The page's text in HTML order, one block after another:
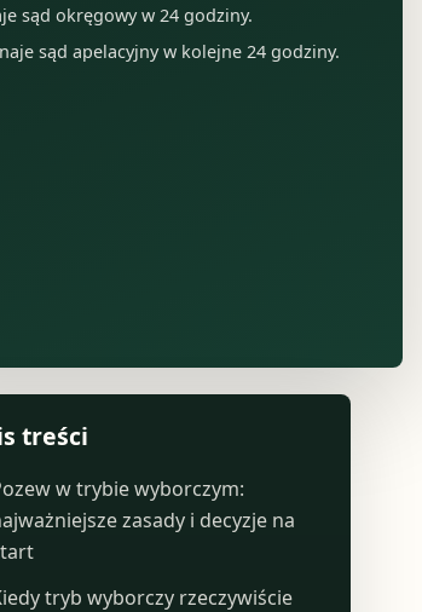
sąd okręgowy w 24 godziny.
sąd apelacyjny w kolejne 24 godziny.
treści
w trybie wyborczym:
zasady i decyzje na
tryb wyborczy rzeczywiście